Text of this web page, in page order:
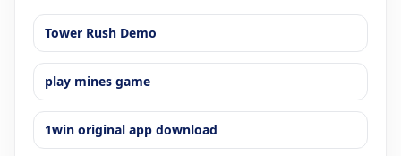
Tower Rush Demo
play mines game
1win original app download